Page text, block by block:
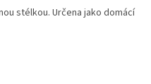
stélkou. Určena jako domácí